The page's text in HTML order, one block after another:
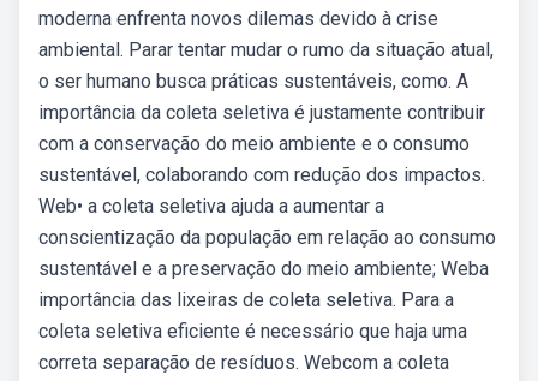
moderna enfrenta novos dilemas devido à crise
ambiental. Parar tentar mudar o rumo da situação atual,
o ser humano busca práticas sustentáveis, como. A
importância da coleta seletiva é justamente contribuir
com a conservação do meio ambiente e o consumo
sustentável, colaborando com redução dos impactos.
Web• a coleta seletiva ajuda a aumentar a
conscientização da população em relação ao consumo
sustentável e a preservação do meio ambiente; Weba
importância das lixeiras de coleta seletiva. Para a
coleta seletiva eficiente é necessário que haja uma
correta separação de resíduos. Webcom a coleta